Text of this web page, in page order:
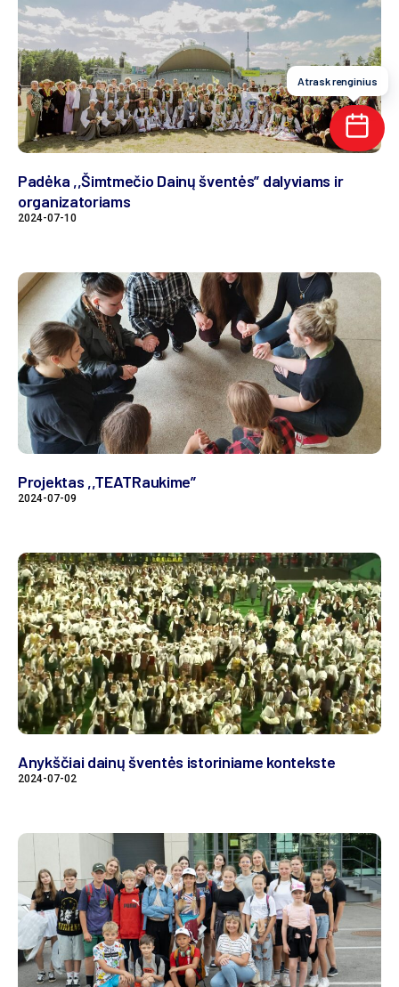
Padėka ,,Šimtmečio Dainų šventės” dalyviams ir
organizatoriams
2024-07-10
Projektas ,,TEATRaukime”
2024-07-09
Anykščiai dainų šventės istoriniame kontekste
2024-07-02
Atrask renginius